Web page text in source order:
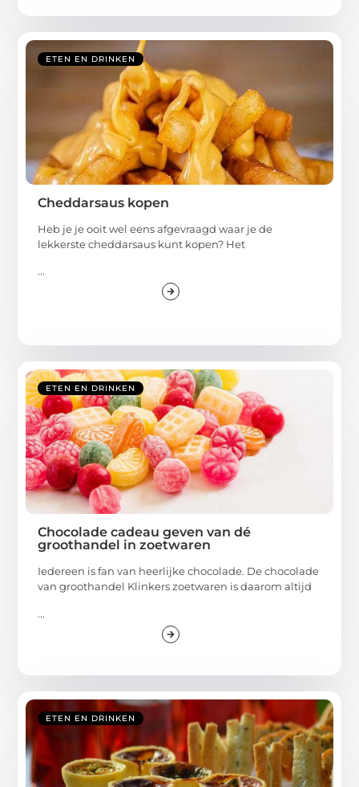
ETEN EN DRINKEN
Cheddarsaus kopen
Heb je je ooit wel eens afgevraagd waar je de
lekkerste cheddarsaus kunt kopen? Het
...
ETEN EN DRINKEN
Chocolade cadeau geven van dé
groothandel in zoetwaren
Iedereen is fan van heerlijke chocolade. De chocolade
van groothandel Klinkers zoetwaren is daarom altijd
...
ETEN EN DRINKEN